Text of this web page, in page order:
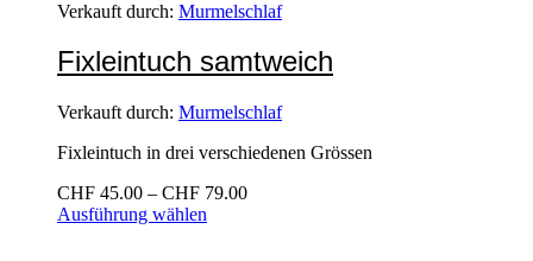
Verkauft durch: Murmelschlaf
Fixleintuch samtweich
Verkauft durch: Murmelschlaf
Fixleintuch in drei verschiedenen Grössen
CHF 45.00 – CHF 79.00Preisspanne:
Ausführung wählen